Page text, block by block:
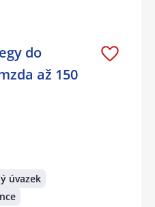
do
až 150
úvazek